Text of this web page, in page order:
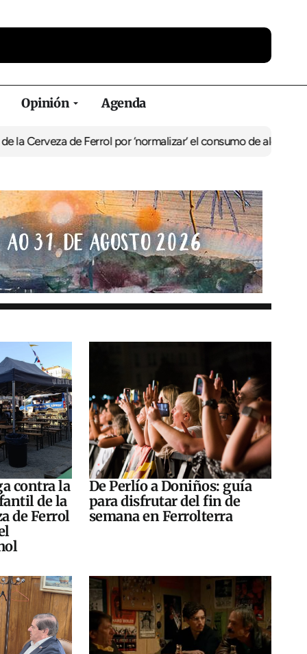
Opinión Agenda
Ferrol por ‘normalizar’ el consumo de alcoholDe Perlío a
contra la
de la
de Ferrol
De Perlío a Doniños: guía
para disfrutar del fin de
semana en Ferrolterra